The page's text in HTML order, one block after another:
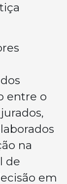
entre o
na
de
em